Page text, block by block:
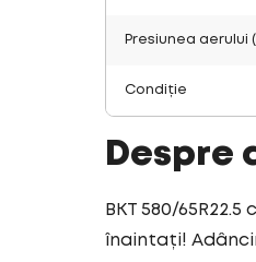
Presiunea aerului
Condiție
Despre
BKT 580/
înaintați!